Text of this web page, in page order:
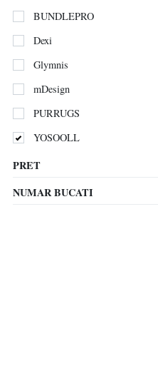
BUNDLEPRO
Dexi
Glymnis
mDesign
PURRUGS
YOSOOLL
PRET
NUMAR BUCATI